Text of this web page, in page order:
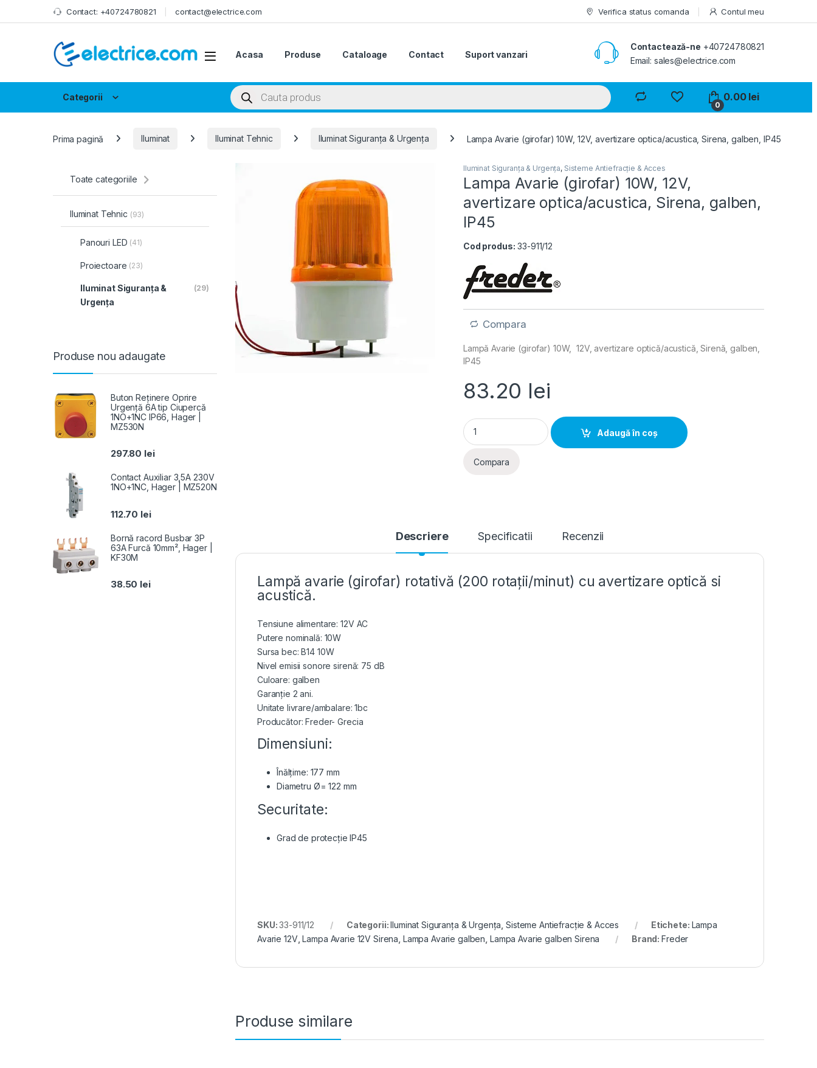
Skip to navigation
Skip to content Contact: +40724780821 contact@electrice.com Verifica status comanda Contul meu
Acasa Produse Cataloage Contact Suport vanzari
Contactează-ne +40724780821
Email: sales@electrice.com
Categorii
Products search
0
0.00 lei
Prima pagină Iluminat Iluminat Tehnic Iluminat Siguranța & Urgența Lampa Avarie (girofar) 10W, 12V, avertizare optica/acustica, Sirena, galben, IP45
Iluminat Siguranța & Urgența, Sisteme Antiefracție & Acces
Lampa Avarie (girofar) 10W, 12V,
avertizare optica/acustica, Sirena, galben,
IP45
Cod produs: 33-911/12
Compara
Lampă Avarie (girofar) 10W, 12V, avertizare optică/acustică, Sirenă, galben,
IP45
83.20 lei
Lampa Avarie (girofar) 10W, 12V, avertizare optica/acustica, Sirena, galben, IP45
Adaugă în coș
Compara
Descriere Specificatii Recenzii
Lampă avarie (girofar) rotativă (200 rotații/minut) cu avertizare optică si
acustică.
Tensiune alimentare: 12V AC
Putere nominală: 10W
Sursa bec: B14 10W
Nivel emisii sonore sirenă: 75 dB
Culoare: galben
Garanție 2 ani.
Unitate livrare/ambalare: 1bc
Producător: Freder- Grecia
Dimensiuni:
Înălțime: 177 mm
Diametru Ø= 122 mm
Securitate:
Grad de protecție IP45
SKU:33-911/12 Categorii:Iluminat Siguranța & Urgența,Sisteme Antiefracție & Acces Etichete: Lampa
Avarie 12V,Lampa Avarie 12V Sirena, Lampa Avarie galben, Lampa Avarie galben Sirena Brand:Freder
Produse similare
Toate categoriile
Iluminat Tehnic (93)
Panouri LED (41)
Proiectoare (23)
Iluminat Siguranța &
Urgența
(29)
Produse nou adaugate
Buton Reținere Oprire
Urgență 6A tip Ciupercă
1NO+1NC IP66, Hager |
MZ530N
297.80 lei
Contact Auxiliar 3,5A 230V
1NO+1NC, Hager | MZ520N
112.70 lei
Bornă racord Busbar 3P
63A Furcă 10mm², Hager |
KF30M
38.50 lei